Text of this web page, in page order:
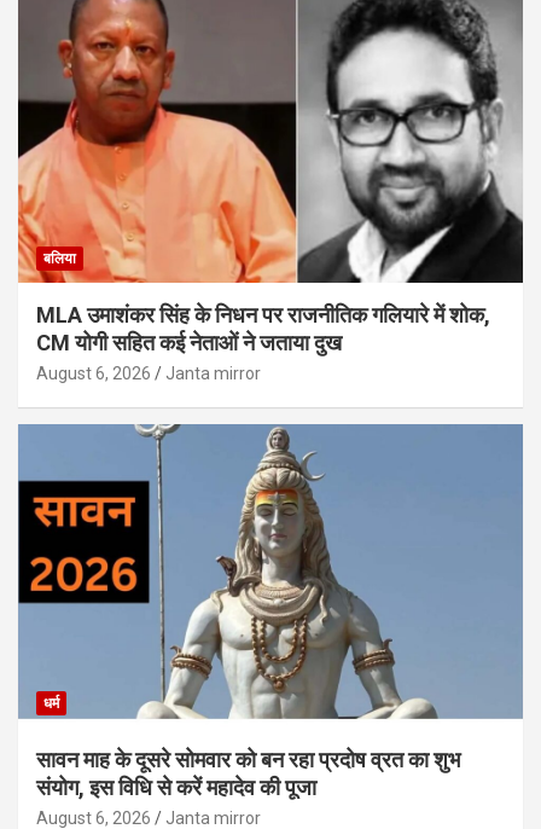
बलिया
MLA उमाशंकर सिंह के निधन पर राजनीतिक गलियारे में शोक,
CM योगी सहित कई नेताओं ने जताया दुख
August 6, 2026 Janta mirror
धर्म
सावन माह के दूसरे सोमवार को बन रहा प्रदोष व्रत का शुभ
संयोग, इस विधि से करें महादेव की पूजा
August 6, 2026 Janta mirror